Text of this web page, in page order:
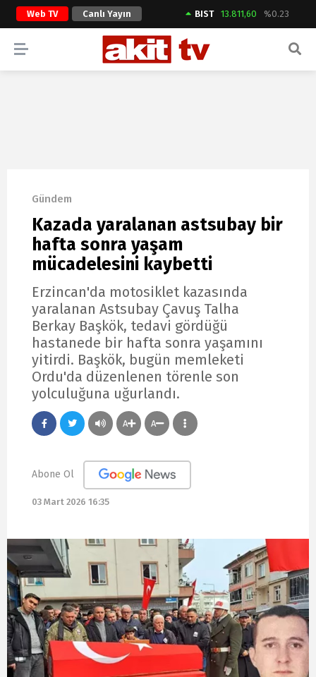
Web TV Canlı Yayın BIST 13.811,60 %0.23
ARAMA YAP
Gündem
Kazada yaralanan astsubay bir
hafta sonra yaşam
mücadelesini kaybetti
Erzincan'da motosiklet kazasında
yaralanan Astsubay Çavuş Talha
Berkay Başkök, tedavi gördüğü
hastanede bir hafta sonra yaşamını
yitirdi. Başkök, bugün memleketi
Ordu'da düzenlenen törenle son
yolculuğuna uğurlandı.
A A
Abone Ol
03 Mart 2026 16:35